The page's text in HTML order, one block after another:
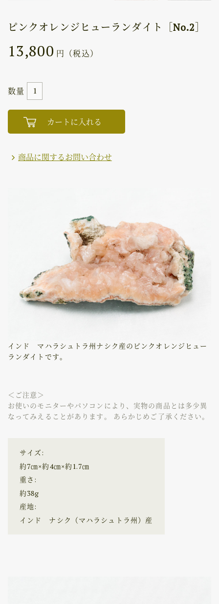
ピンクオレンジヒューランダイト［No.2］
13,800 円（税込）
数量
インド マハラシュトラ州ナシク産のピンクオレンジヒュー
ランダイトです。
＜ご注意＞
お使いのモニターやパソコンにより、実物の商品とは多少異
なってみえることがあります。 あらかじめご了承ください。
サイズ:
約7㎝×約4㎝×約1.7㎝
重さ:
約38g
産地:
インド ナシク（マハラシュトラ州）産